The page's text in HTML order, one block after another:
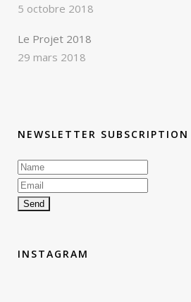
5 octobre 2018
Le Projet 2018
29 mars 2018
NEWSLETTER SUBSCRIPTION
INSTAGRAM